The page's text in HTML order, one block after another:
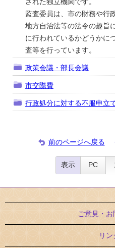
された独立機関です。
監査委員は、市の財務や行
地方自治法等の法令の趣旨
に行われているかどうかに
査等を行っています。
政策会議・部長会議
市交際費
行政処分に対する不服申立
前のページへ戻る
表示 PC
ご意見・
リ